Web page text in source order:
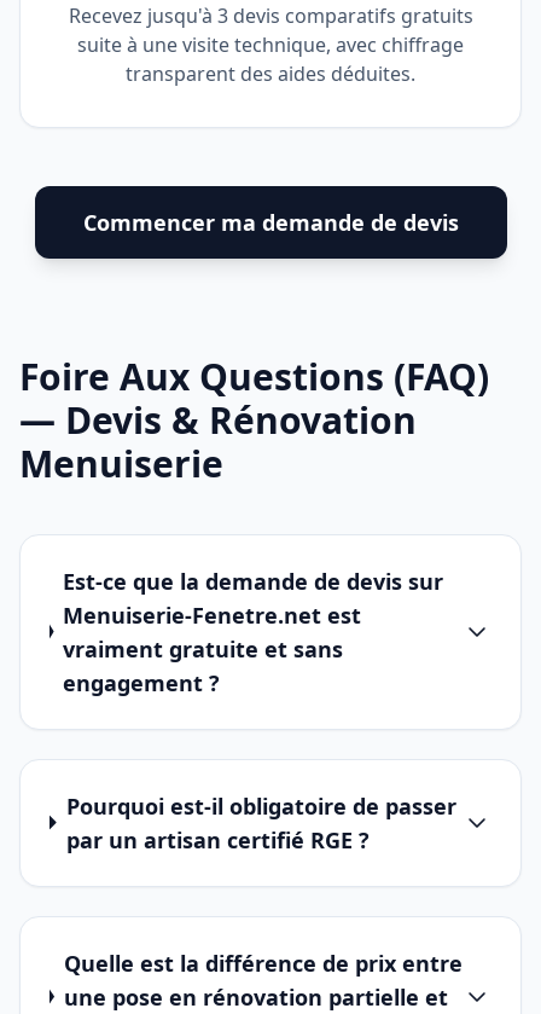
Recevez jusqu'à 3 devis comparatifs gratuits
suite à une visite technique, avec chiffrage
transparent des aides déduites.
Commencer ma demande de devis
Foire Aux Questions (FAQ)
— Devis & Rénovation
Menuiserie
Est-ce que la demande de devis sur
Menuiserie-Fenetre.net est
vraiment gratuite et sans
engagement ?
Pourquoi est-il obligatoire de passer
par un artisan certifié RGE ?
Quelle est la différence de prix entre
une pose en rénovation partielle et